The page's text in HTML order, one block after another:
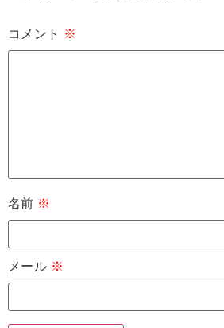
コメント ※
名前 ※
メール ※